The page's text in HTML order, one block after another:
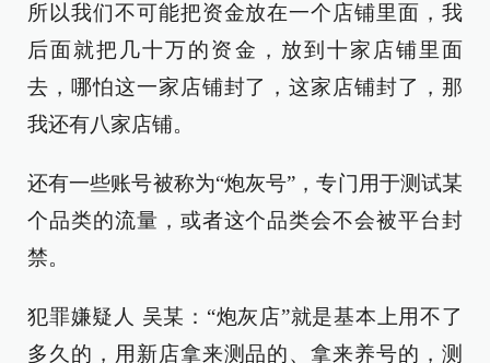
所以我们不可能把资金放在一个店铺里面，我
后面就把几十万的资金，放到十家店铺里面
去，哪怕这一家店铺封了，这家店铺封了，那
我还有八家店铺。
还有一些账号被称为“炮灰号”，专门用于测试某
个品类的流量，或者这个品类会不会被平台封
禁。
犯罪嫌疑人 吴某：“炮灰店”就是基本上用不了
多久的，用新店拿来测品的、拿来养号的，测